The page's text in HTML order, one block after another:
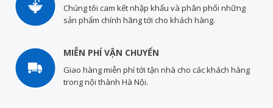
Chúng tôi cam kết nhập khẩu và phân phối những
sản phẩm chính hãng tới cho khách hàng.
MIỄN PHÍ VẬN CHUYỂN
Giao hàng miễn phí tới tận nhà cho các khách hàng
trong nội thành Hà Nội.